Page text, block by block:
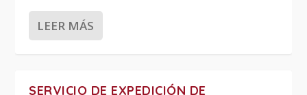
LEER MÁS
SERVICIO DE EXPEDICIÓN DE